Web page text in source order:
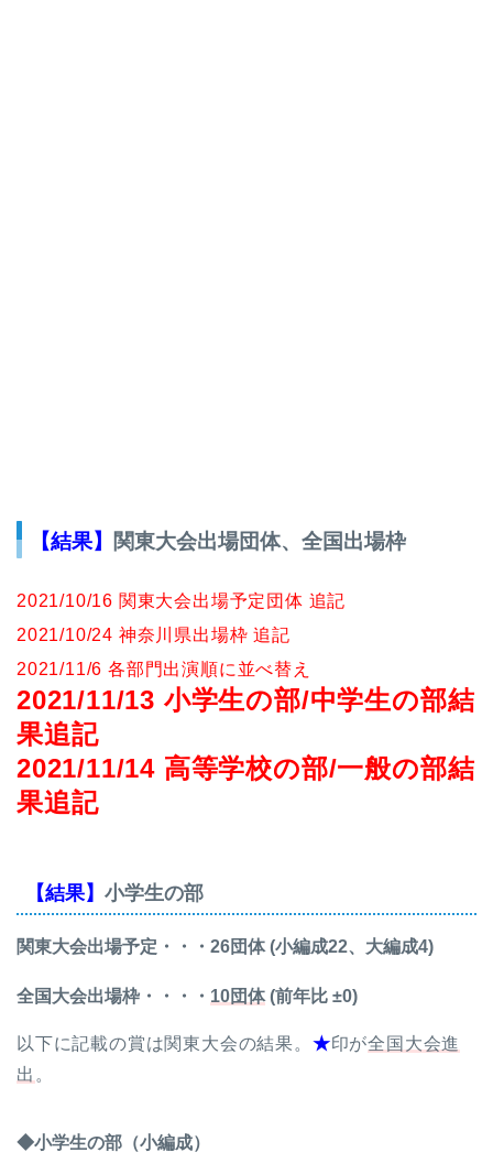
【結果】 関東大会出場団体、全国出場枠
2021/10/16 関東大会出場予定団体 追記
2021/10/24 神奈川県出場枠 追記
2021/11/6 各部門出演順に並べ替え
2021/11/13 小学生の部/中学生の部結
果追記
2021/11/14 高等学校の部/一般の部結
果追記
【結果】 小学生の部
関東大会出場予定・・・26団体 (小編成22、大編成4)
全国大会出場枠・・・・ 10団体(前年比 ±0)
以下に記載の賞は関東大会の結果。 ★印が全国大会進
出 。
◆小学生の部（小編成）